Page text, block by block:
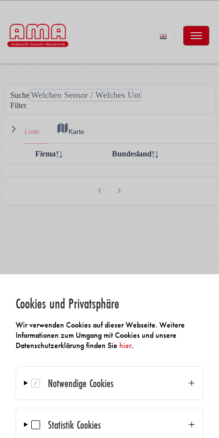
Cookies und Privatsphäre
Wir verwenden Cookies auf dieser Webseite. Weitere
Informationen zum Umgang mit Cookies und unsere
Datenschutzerklärung finden Sie hier.
Notwendige Cookies
Statistik Cookies